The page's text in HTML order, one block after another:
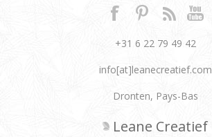
+31 6 22 79 49 42
info[at]leanecreatief.com
Dronten, Pays-Bas
Leane Creatief